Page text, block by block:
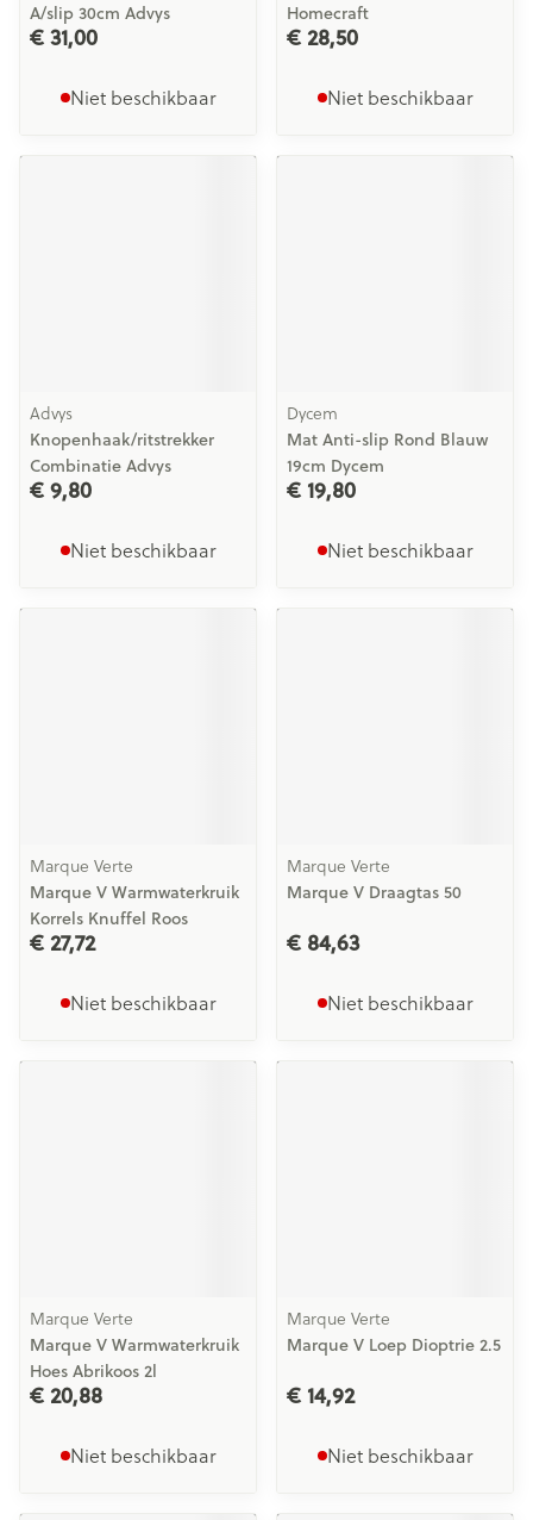
A/slip 30cm Advys
€ 31,00
Niet beschikbaar
Homecraft
€ 28,50
Niet beschikbaar
Advys
Knopenhaak/ritstrekker
Combinatie Advys
€ 9,80
Niet beschikbaar
Dycem
Mat Anti-slip Rond Blauw
19cm Dycem
€ 19,80
Niet beschikbaar
Marque Verte
Marque V Warmwaterkruik
Korrels Knuffel Roos
€ 27,72
Niet beschikbaar
Marque Verte
Marque V Draagtas 50
€ 84,63
Niet beschikbaar
Marque Verte
Marque V Warmwaterkruik
Hoes Abrikoos 2l
€ 20,88
Niet beschikbaar
Marque Verte
Marque V Loep Dioptrie 2.5
€ 14,92
Niet beschikbaar